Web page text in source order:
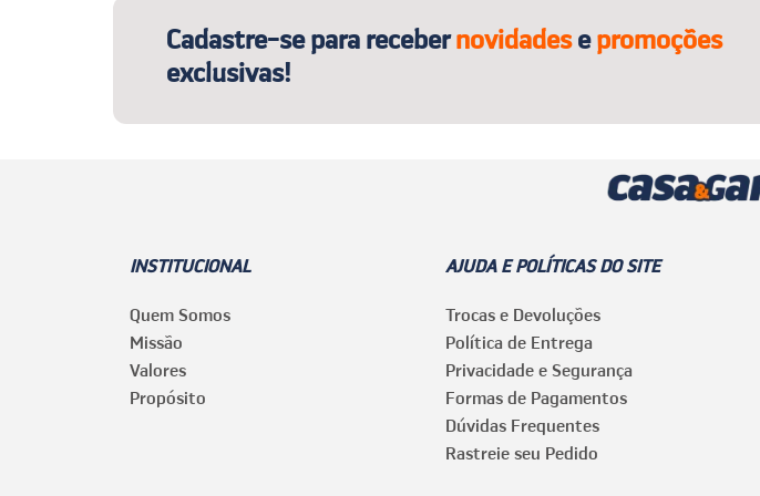
Cadastre-se para recebernovidadesepromoções
exclusivas!
INSTITUCIONAL
Quem Somos
Missão
Valores
Propósito
AJUDA E POLÍTICAS DO SITE
Trocas e Devoluções
Política de Entrega
Privacidade e Segurança
Formas de Pagamentos
Dúvidas Frequentes
Rastreie seu Pedido